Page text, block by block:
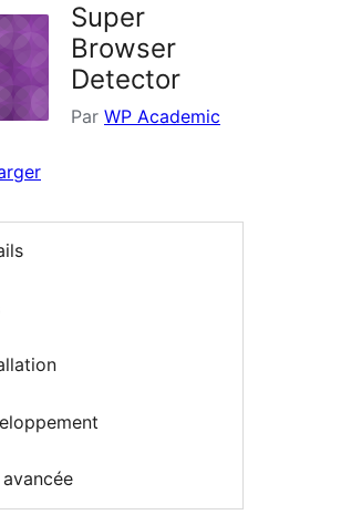
Super
Browser
Detector
Par WP Academic